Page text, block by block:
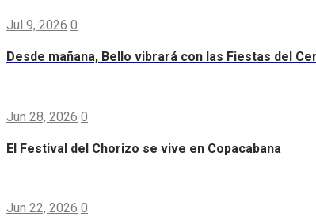
Jul 9, 2026 0
Desde mañana, Bello vibrará con las Fiestas del
Jun 28, 2026 0
El Festival del Chorizo se vive en Copacabana
Jun 22, 2026 0